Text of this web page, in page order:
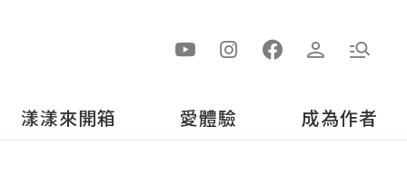
漾漾來開箱 愛體驗 成為作者